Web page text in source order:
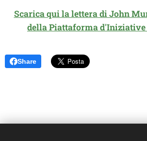
Scarica qui la lettera di John
della Piattaforma d'Iniziative
Share